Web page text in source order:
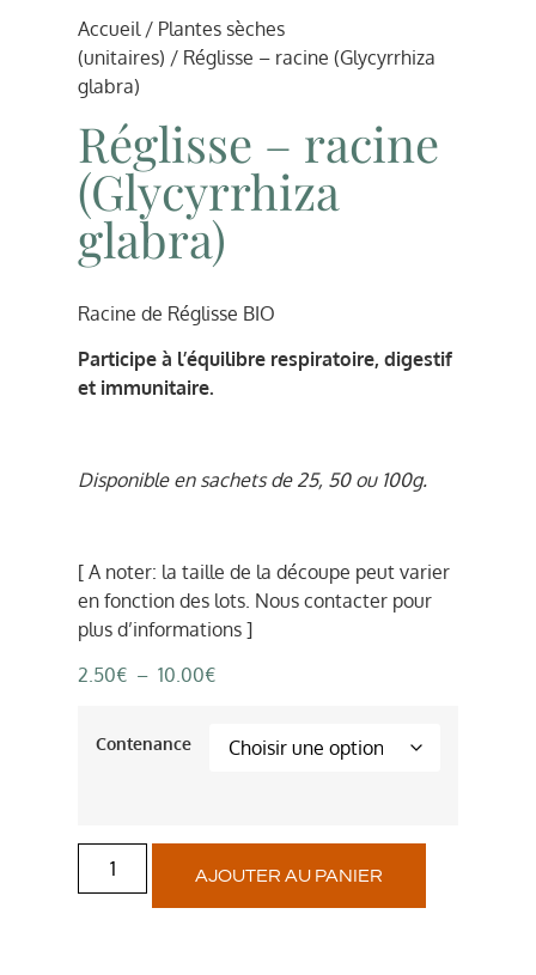
Accueil / Plantes sèches
(unitaires) / Réglisse – racine (Glycyrrhiza
glabra)
Réglisse – racine
(Glycyrrhiza
glabra)
Racine de Réglisse BIO
Participe à l’équilibre respiratoire, digestif
et immunitaire.
Disponible en sachets de 25, 50 ou 100g.
[ A noter: la taille de la découpe peut varier
en fonction des lots. Nous contacter pour
plus d’informations ]
2.50€ – 10.00€
Contenance
AJOUTER AU PANIER